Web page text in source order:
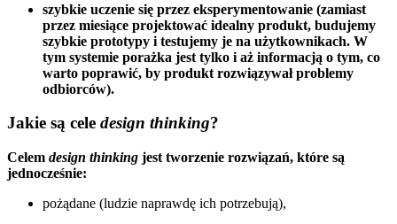
szybkie uczenie się przez eksperymentowanie (zamiast
przez miesiące projektować idealny produkt, budujemy
szybkie prototypy i testujemy je na użytkownikach. W
tym systemie porażka jest tylko i aż informacją o tym, co
warto poprawić, by produkt rozwiązywał problemy
odbiorców).
Jakie są cele design thinking?
Celem design thinking jest tworzenie rozwiązań, które są
jednocześnie:
pożądane (ludzie naprawdę ich potrzebują),